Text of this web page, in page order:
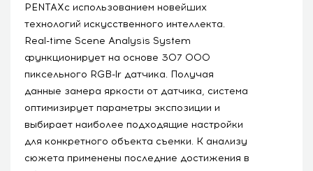
PENTAXс использованием новейших
технологий искусственного интеллекта.
Real-time Scene Analysis System
функционирует на основе 307 000
пиксельного RGB-lr датчика. Получая
данные замера яркости от датчика, система
оптимизирует параметры экспозиции и
выбирает наиболее подходящие настройки
для конкретного объекта съемки. К анализу
сюжета применены последние достижения в